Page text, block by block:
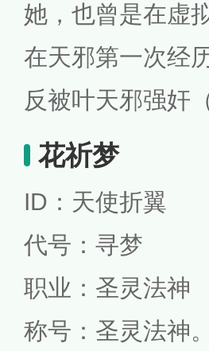
她，也曾是在虚
在天邪第一次经
反被叶天邪强奸
花祈梦
ID：天使折翼
代号：寻梦
职业：圣灵法神
称号：圣灵法神。